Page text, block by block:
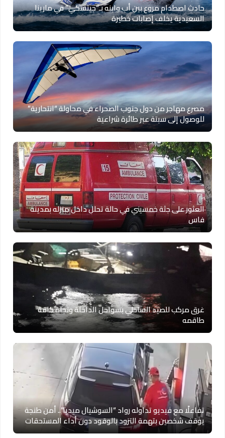
حادث اصطدام مروع بين أب وابنه بـ”جيتسكي” في مارينا
السعيدية يخلف إصابات خطيرة
مصرع مهاجر من دول جنوب الصحراء في محاولة “انتحارية”
للوصول إلى سبتة عبر طائرة شراعية
العثور على جثة خمسيني في حالة تحلل داخل منزله بمدينة
فاس
غرق مركب للصيد الساحلي بسواحل الداخلة ونجاة كافة
طاقمه
تفاعلًا مع فيديو تداوله رواد “السوشيال ميديا”.. أمن طنجة
يوقف شخصين بتهمة التزود بالوقود دون أداء المستحقات